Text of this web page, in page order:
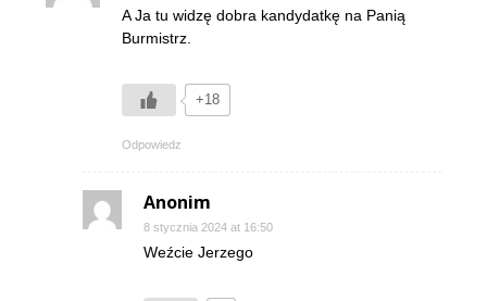
A Ja tu widzę dobra kandydatkę na Panią
Burmistrz.
+18
Odpowiedz
Anonim
8 stycznia 2024 at 16:50
Weźcie Jerzego